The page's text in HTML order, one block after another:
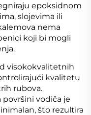
epoksidnom
slojevima ili
nema
koji bi mogli
visokokvalitetnih
kvalitetu
rubova.
vodiča je
što rezultira